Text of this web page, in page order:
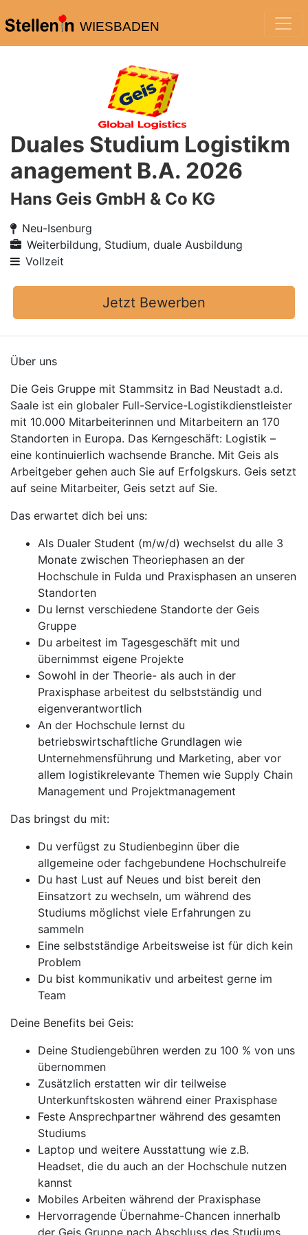
WIESBADEN
Duales Studium Logistikm
anagement B.A. 2026
Hans Geis GmbH & Co KG
Neu-Isenburg
Weiterbildung, Studium, duale Ausbildung
Vollzeit
Jetzt Bewerben
Über uns
Die Geis Gruppe mit Stammsitz in Bad Neustadt a.d.
Saale ist ein globaler Full-Service-Logistikdienstleister
mit 10.000 Mitarbeiterinnen und Mitarbeitern an 170
Standorten in Europa. Das Kerngeschäft: Logistik –
eine kontinuierlich wachsende Branche. Mit Geis als
Arbeitgeber gehen auch Sie auf Erfolgskurs. Geis setzt
auf seine Mitarbeiter, Geis setzt auf Sie.
Das erwartet dich bei uns:
Als Dualer Student (m/w/d) wechselst du alle 3
Monate zwischen Theoriephasen an der
Hochschule in Fulda und Praxisphasen an unseren
Standorten
Du lernst verschiedene Standorte der Geis
Gruppe
Du arbeitest im Tagesgeschäft mit und
übernimmst eigene Projekte
Sowohl in der Theorie- als auch in der
Praxisphase arbeitest du selbstständig und
eigenverantwortlich
An der Hochschule lernst du
betriebswirtschaftliche Grundlagen wie
Unternehmensführung und Marketing, aber vor
allem logistikrelevante Themen wie Supply Chain
Management und Projektmanagement
Das bringst du mit:
Du verfügst zu Studienbeginn über die
allgemeine oder fachgebundene Hochschulreife
Du hast Lust auf Neues und bist bereit den
Einsatzort zu wechseln, um während des
Studiums möglichst viele Erfahrungen zu
sammeln
Eine selbstständige Arbeitsweise ist für dich kein
Problem
Du bist kommunikativ und arbeitest gerne im
Team
Deine Benefits bei Geis:
Deine Studiengebühren werden zu 100 % von uns
übernommen
Zusätzlich erstatten wir dir teilweise
Unterkunftskosten während einer Praxisphase
Feste Ansprechpartner während des gesamten
Studiums
Laptop und weitere Ausstattung wie z.B.
Headset, die du auch an der Hochschule nutzen
kannst
Mobiles Arbeiten während der Praxisphase
Hervorragende Übernahme-Chancen innerhalb
der Geis Gruppe nach Abschluss des Studiums